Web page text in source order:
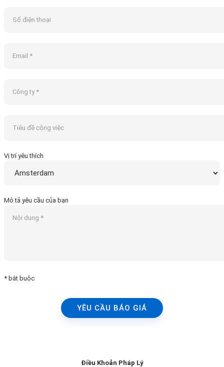
Vị trí yêu thích
Mô tả yêu cầu của bạn
* bắt buộc
YÊU CẦU BÁO GIÁ
Điều Khoản Pháp Lý